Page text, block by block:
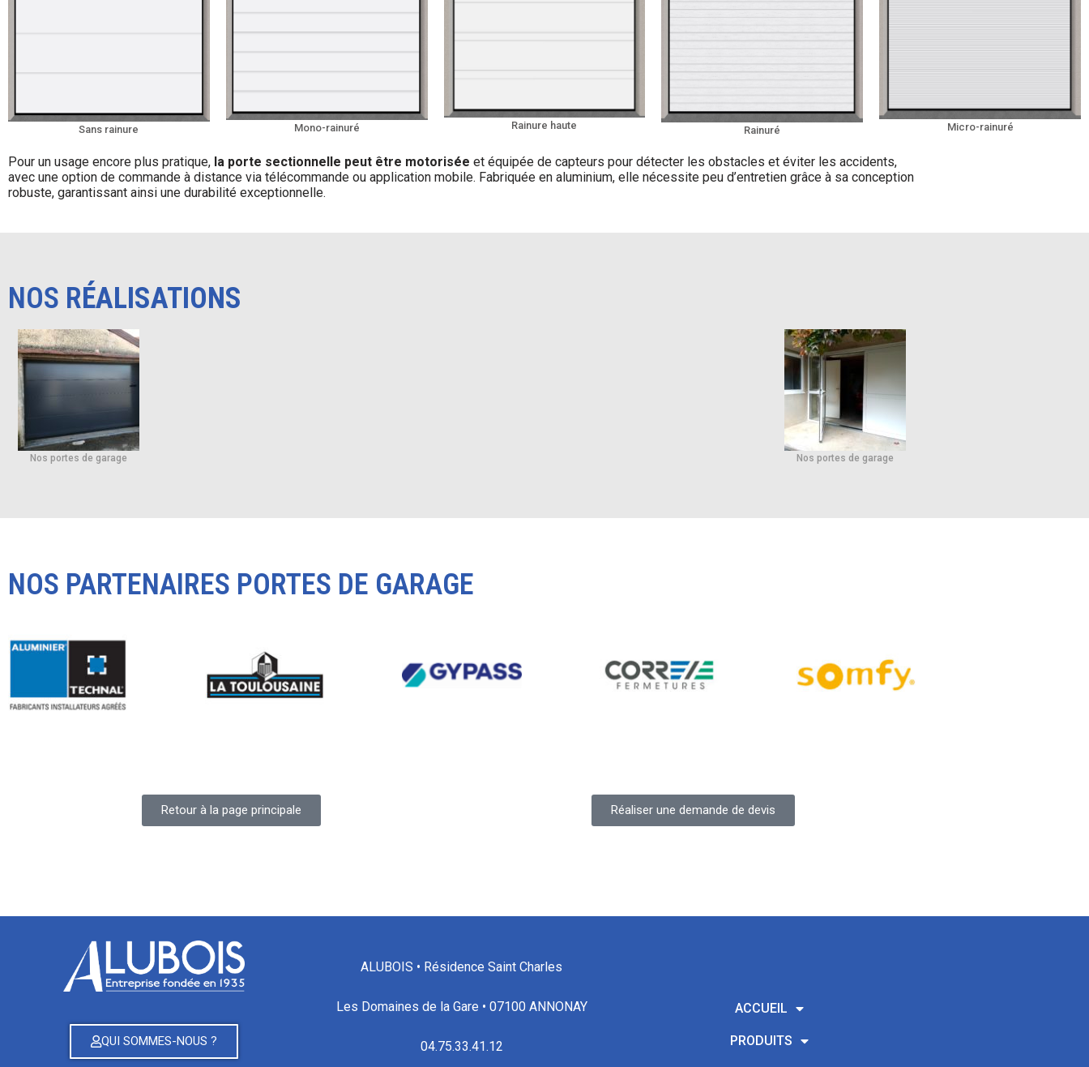
Sans rainure Mono-rainuré Rainure haute Rainuré Micro-rainuré
Pour un usage encore plus pratique, la porte sectionnelle peut être motorisée et équipée de capteurs pour détecter les obstacles et éviter les accidents,
avec une option de commande à distance via télécommande ou application mobile. Fabriquée en aluminium, elle nécessite peu d’entretien grâce à sa conception
robuste, garantissant ainsi une durabilité exceptionnelle.
NOS RÉALISATIONS
Nos portes de garage Nos portes de garage
NOS PARTENAIRES PORTES DE GARAGE
Retour à la page principale Réaliser une demande de devis
QUI SOMMES-NOUS ?
ALUBOIS • Résidence Saint Charles
Les Domaines de la Gare • 07100 ANNONAY
04.75.33.41.12
ACCUEIL
PRODUITS